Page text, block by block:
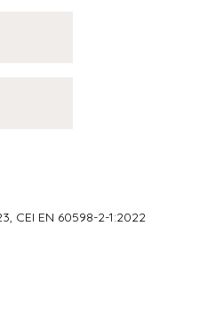
CEI EN 60598-2-1:2022